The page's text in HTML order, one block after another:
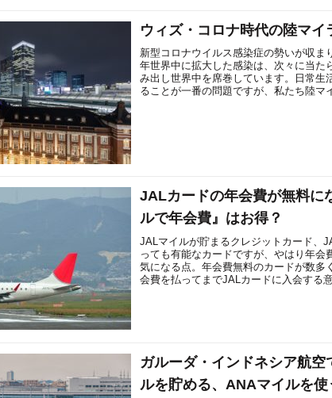
ウィズ・コロナ時代の陸マイ
新型コロナウイルス感染症の勢いが収ま
年世界中に拡大した感染は、次々に当た
み出し世界中を席巻しています。日常生
ることが一番の問題ですが、私たち陸マ
JALカードの年会費が無料に
ルで年会費』はお得？
JALマイルが貯まるクレジットカード、
っても有能なカードですが、やはり年会
気になる点。年会費無料のカードが数多
会費を払ってまでJALカードに入会する
ガルーダ・インドネシア航空
ルを貯める、ANAマイルを使